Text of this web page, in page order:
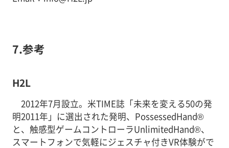
7.参考
H2L
2012年7月設立。米TIME誌「未来を変える50の発
明2011年」に選出された発明、PossessedHand®
と、触感型ゲームコントローラUnlimitedHand®、
スマートフォンで気軽にジェスチャ付きVR体験がで